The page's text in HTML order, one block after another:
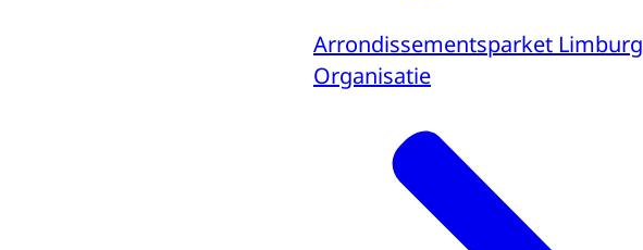
Arrondissementsparket Limburg
Organisatie